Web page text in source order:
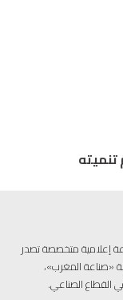
2013، وهي مجموعة إعلامية متخصصة تصدر
«صناعة المغرب»،
القطاع الصناعي.